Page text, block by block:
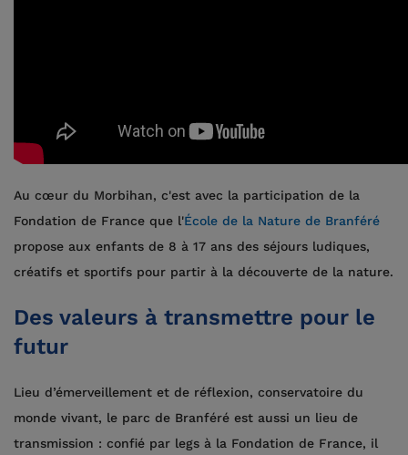
Au cœur du Morbihan, c'est avec la participation de la
Fondation de France que l'École de la Nature de Branféré
propose aux enfants de 8 à 17 ans des séjours ludiques,
créatifs et sportifs pour partir à la découverte de la nature.
Des valeurs à transmettre pour le
futur
Lieu d’émerveillement et de réflexion, conservatoire du
monde vivant, le parc de Branféré est aussi un lieu de
transmission : confié par legs à la Fondation de France, il